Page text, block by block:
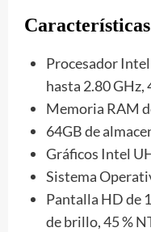
Características
Procesador
hasta 2.80 GHz,
Memoria RAM
64GB de
Gráficos Intel
Sistema
Pantalla HD de
de brillo, 45 %